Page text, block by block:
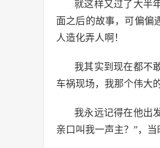
就这样又过了大半
面之后的故事，可偏偏
人造化弄人啊！
我其实到现在都不
车祸现场，我那个伟大
我永远记得在他出
亲口叫我一声主？”，